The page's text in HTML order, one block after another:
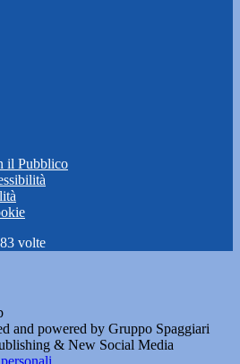
il Pubblico
volte
and powered by Gruppo Spaggiari
& New Social Media